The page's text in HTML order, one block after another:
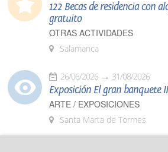
122 Becas de residencia con
gratuito
OTRAS ACTIVIDADES
Salamanca
26/06/2026 31/08/2026
Exposición El gran banquete II
ARTE / EXPOSICIONES
Santa Marta de Tormes